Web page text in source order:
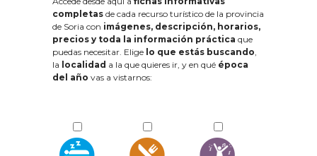
completas de cada recurso turístico de la provincia
de Soria con imágenes, descripción, horarios,
precios y toda la información práctica que
puedas necesitar. Elige lo que estás buscando,
la localidad a la que quieres ir, y en qué época
del año vas a vistarnos: